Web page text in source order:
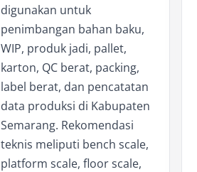
digunakan untuk
penimbangan bahan baku,
WIP, produk jadi, pallet,
karton, QC berat, packing,
label berat, dan pencatatan
data produksi di Kabupaten
Semarang. Rekomendasi
teknis meliputi bench scale,
platform scale, floor scale,